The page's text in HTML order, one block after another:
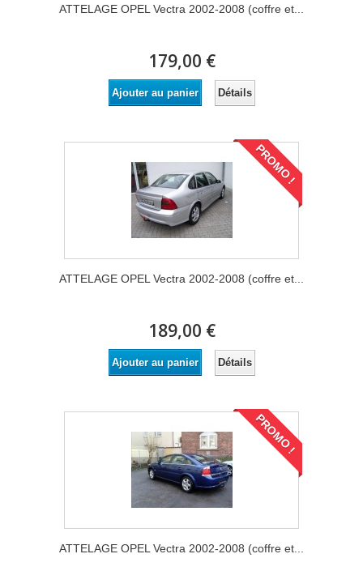
ATTELAGE OPEL Vectra 2002-2008 (coffre et...
179,00 €
Ajouter au panier Détails
PROMO !
ATTELAGE OPEL Vectra 2002-2008 (coffre et...
189,00 €
Ajouter au panier Détails
PROMO !
ATTELAGE OPEL Vectra 2002-2008 (coffre et...